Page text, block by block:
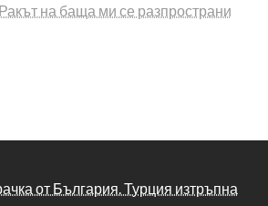
на баща ми се разпространи
от България. Турция изтръпна